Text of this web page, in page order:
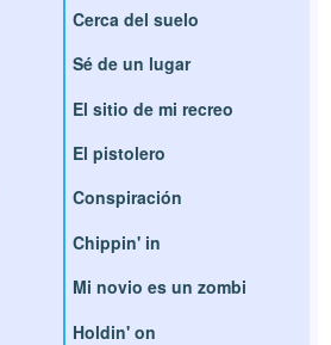
Cerca del suelo
Sé de un lugar
El sitio de mi recreo
El pistolero
Conspiración
Chippin' in
Mi novio es un zombi
Holdin' on